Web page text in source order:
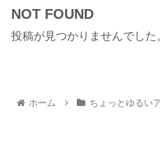
NOT FOUND
投稿が見つかりませんでした
ホーム ちょっとゆるい